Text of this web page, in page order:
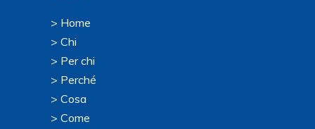
> Home
> Chi
> Per chi
> Perché
> Cosa
> Come